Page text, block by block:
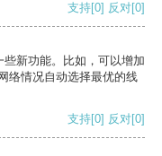
支持[0] 反对[0]
新功能。比如，可以增加
络情况自动选择最优的线
支持[0] 反对[0]